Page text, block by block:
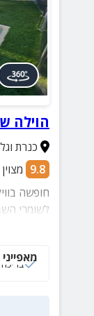
הוילה
כנרת
9.8 מצוין
חופשה
לשומרי
תיהנו
חדרי שינה, 3 חדרי רחצה ועוד שלל פינוקים
בריכה